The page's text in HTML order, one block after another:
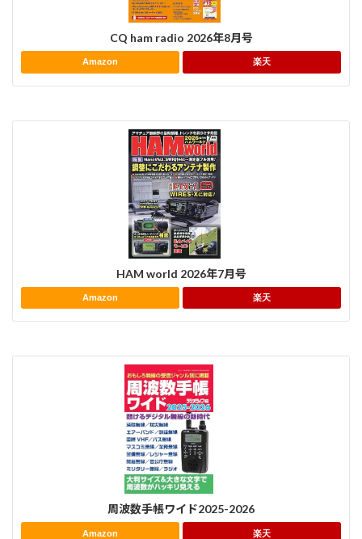
CQ ham radio 2026年8月号
Amazon 楽天
HAM world 2026年7月号
Amazon 楽天
周波数手帳ワイド2025-2026
Amazon 楽天